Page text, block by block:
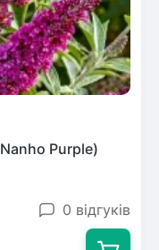
Purple)
0 відгуків